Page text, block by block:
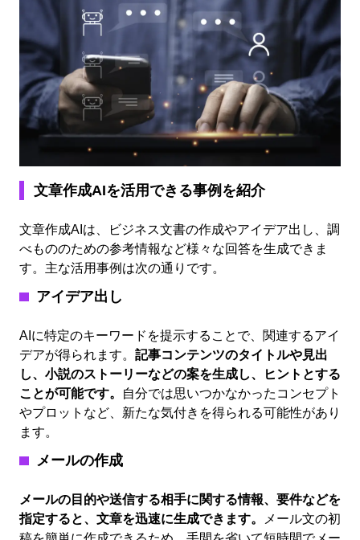
文章作成AIを活用できる事例を紹介
文章作成AIは、ビジネス文書の作成やアイデア出し、調
べもののための参考情報など様々な回答を生成できま
す。主な活用事例は次の通りです。
アイデア出し
AIに特定のキーワードを提示することで、関連するアイ
デアが得られます。 記事コンテンツのタイトルや見出
し、小説のストーリーなどの案を生成し、ヒントとする
ことが可能です。
自分では思いつかなかったコンセプト
やプロットなど、新たな気付きを得られる可能性があり
ます。
メールの作成
メールの目的や送信する相手に関する情報、要件などを
指定すると、文章を迅速に生成できます。
メール文の初